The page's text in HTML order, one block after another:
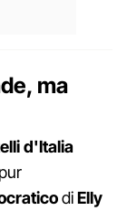
ma
d'Italia
diElly